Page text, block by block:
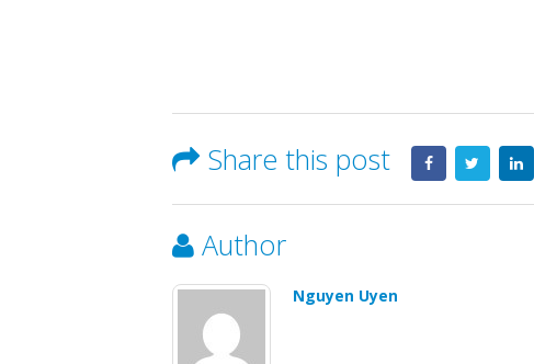
Share this post
Author
Nguyen Uyen